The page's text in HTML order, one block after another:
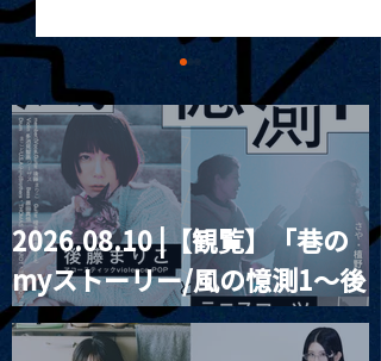
2026.02.01 |【観覧】昼)
紗乃香 SANOKA FIRST
CONCERT
2026.08.10 |【観覧】「巷の
myストーリー/風の憶測1～後
藤まりこアコースティック